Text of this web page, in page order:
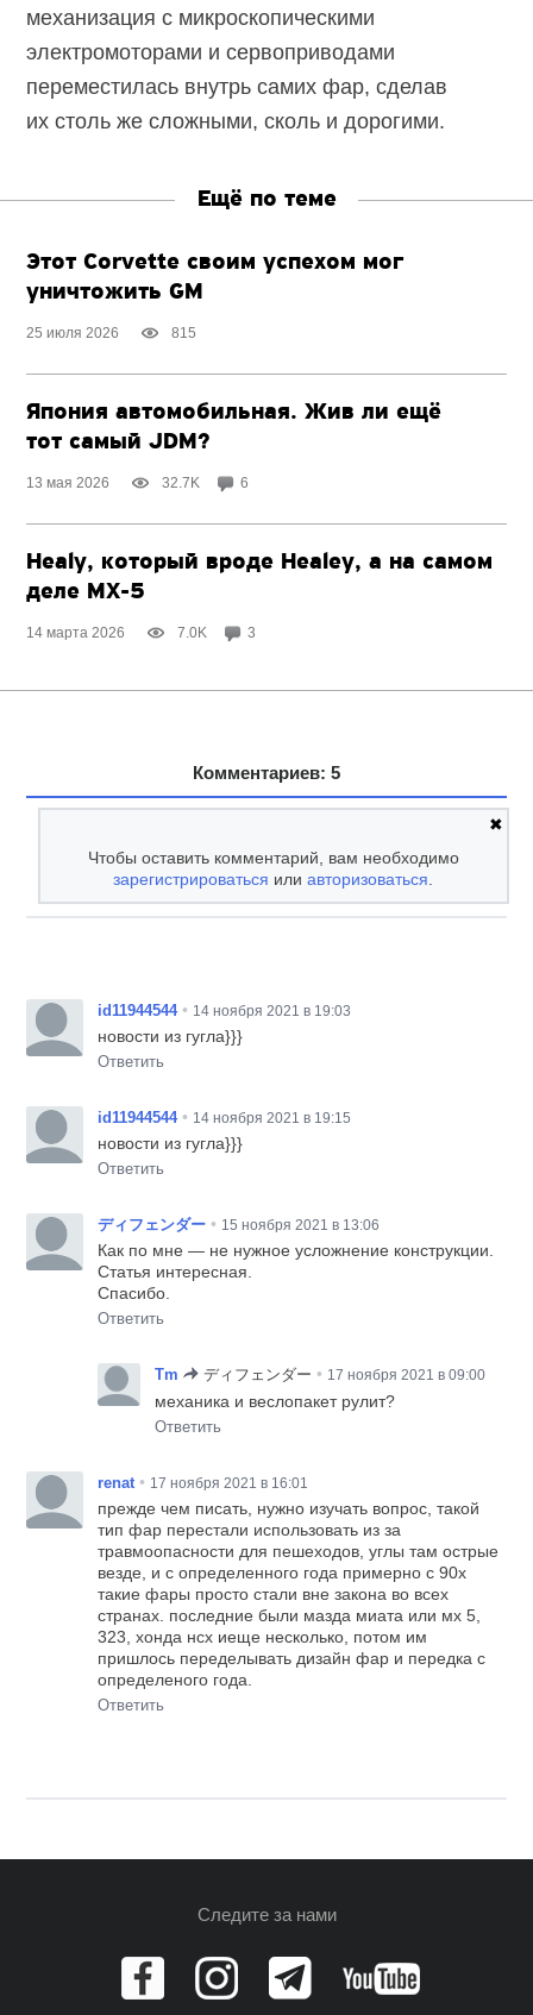
механизация с микроскопическими
электромоторами и сервоприводами
переместилась внутрь самих фар, сделав
их столь же сложными, сколь и дорогими.
Ещё по теме
Этот Corvette своим успехом мог
уничтожить GM
25 июля 2026 815
Япония автомобильная. Жив ли ещё
тот самый JDM?
13 мая 2026 32.7K 6
Healy, который вроде Healey, а на самом
деле MX-5
14 марта 2026 7.0K 3
Комментариев: 5
✖
Чтобы оставить комментарий, вам необходимо
зарегистрироваться илиавторизоваться.
id11944544 • 14 ноября 2021 в 19:03
новости из гугла}}}
Ответить
id11944544 • 14 ноября 2021 в 19:15
новости из гугла}}}
Ответить
ディフェンダー • 15 ноября 2021 в 13:06
Как по мне — не нужное усложнение конструкции.
Статья интересная.
Спасибо.
Ответить
Tm ディフェンダー • 17 ноября 2021 в 09:00
механика и веслопакет рулит?
Ответить
renat • 17 ноября 2021 в 16:01
прежде чем писать, нужно изучать вопрос, такой
тип фар перестали использовать из за
травмоопасности для пешеходов, углы там острые
везде, и с определенного года примерно с 90х
такие фары просто стали вне закона во всех
странах. последние были мазда миата или мх 5,
323, хонда нсх иеще несколько, потом им
пришлось переделывать дизайн фар и передка с
определеного года.
Ответить
Следите за нами